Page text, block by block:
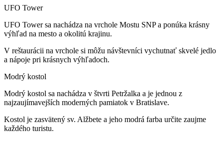
UFO Tower
UFO Tower sa nachádza na vrchole Mostu SNP a ponúka krásny
výhľad na mesto a okolitú krajinu.
V reštaurácii na vrchole si môžu návštevníci vychutnať skvelé jedlo
a nápoje pri krásnych výhľadoch.
Modrý kostol
Modrý kostol sa nachádza v štvrti Petržalka a je jednou z
najzaujímavejších moderných pamiatok v Bratislave.
Kostol je zasvätený sv. Alžbete a jeho modrá farba určite zaujme
každého turistu.